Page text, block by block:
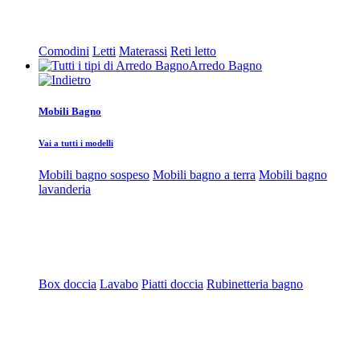
Comodini Letti Materassi Reti letto
Arredo Bagno
Mobili Bagno
Vai a tutti i modelli
Mobili bagno sospeso Mobili bagno a terra Mobili bagno
lavanderia
Box doccia Lavabo Piatti doccia Rubinetteria bagno